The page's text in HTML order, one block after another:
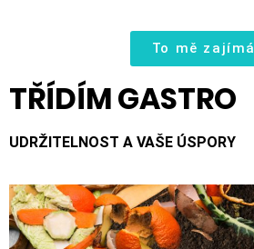
To mě zajímá
TŘÍDÍM GASTRO
UDRŽITELNOST A VAŠE ÚSPORY